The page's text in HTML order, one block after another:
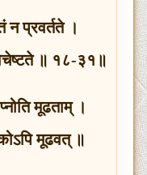
न प्रवर्तते ।
विचेष्टते ॥ १८-३१॥
मूढताम् ।
मूढवत् ॥